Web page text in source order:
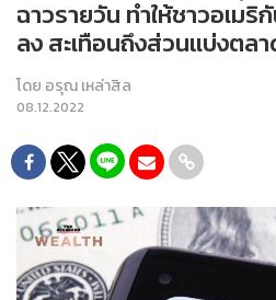
ฉาวรายวัน ทำให้ชาวอเม
ลง สะเทือนถึงส่วนแบ่งตล
โดย อรุณ เหล่าสิล
08.12.2022